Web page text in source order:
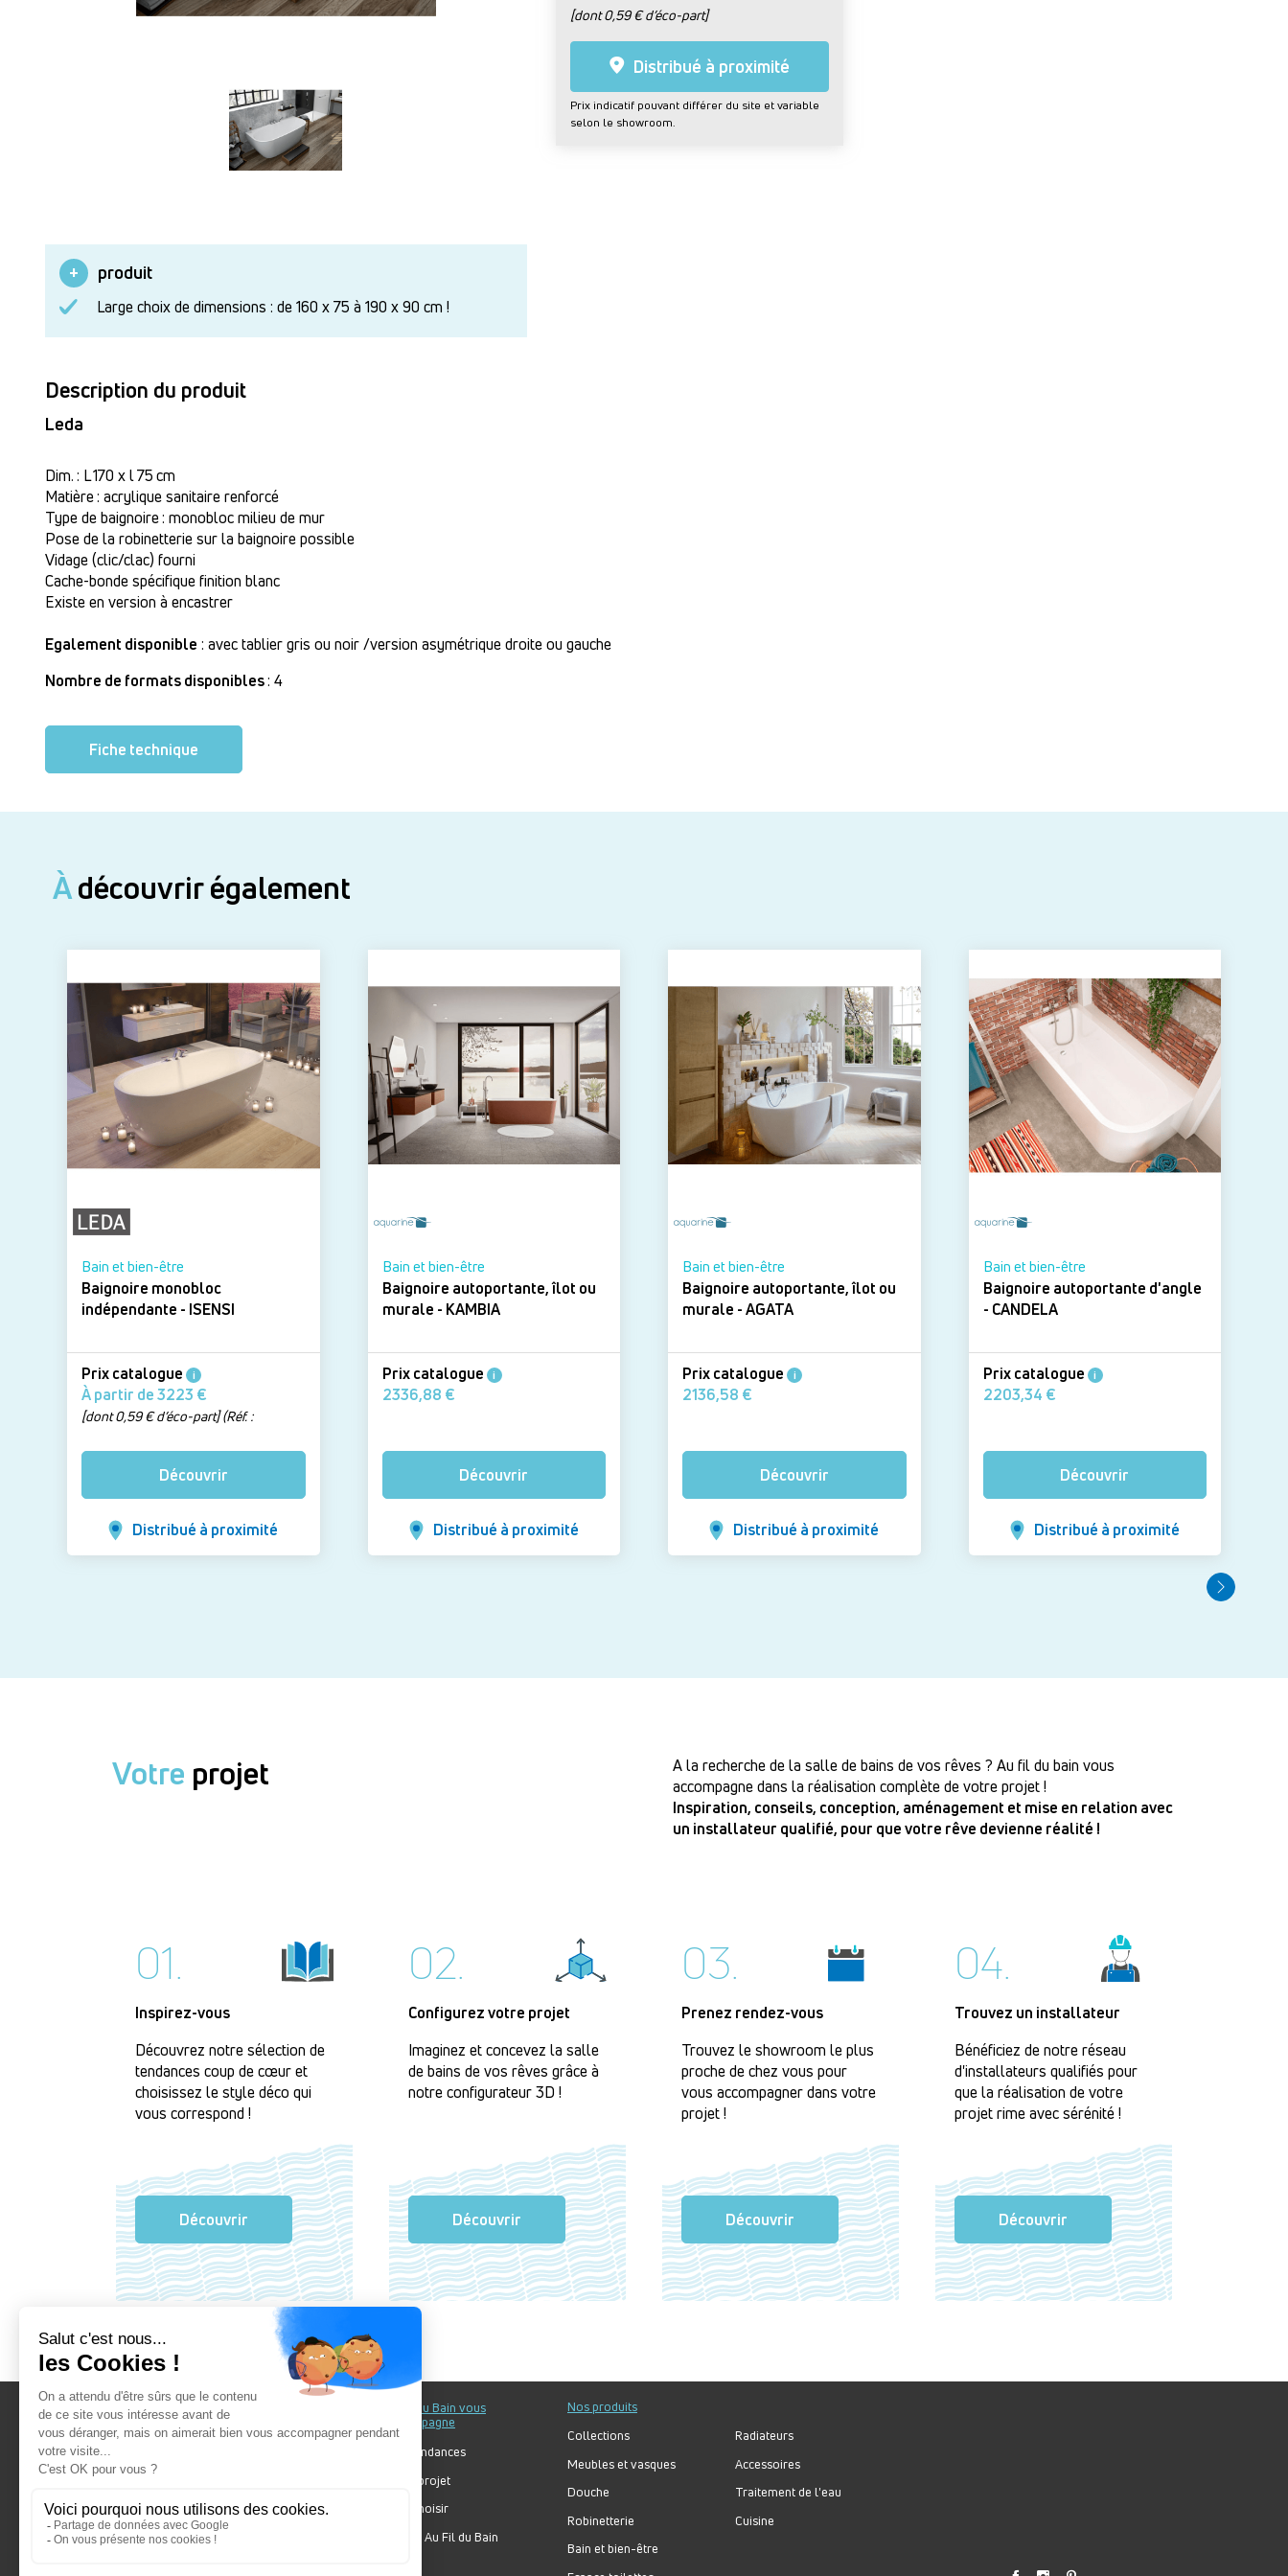
[dont 0,59 € d’éco-part]
Distribué à proximité
Prix indicatif pouvant différer du site et variable
selon le showroom.
produit
Large choix de dimensions : de 160 x 75 à 190 x 90 cm !
Description du produit
Leda
Dim. : L 170 x l 75 cm
Matière : acrylique sanitaire renforcé
Type de baignoire : monobloc milieu de mur
Pose de la robinetterie sur la baignoire possible
Vidage (clic/clac) fourni
Cache-bonde spécifique finition blanc
Existe en version à encastrer
Egalement disponible : avec tablier gris ou noir /version asymétrique droite ou gauche
Nombre de formats disponibles: 4
Fiche technique
Àdécouvrir également
Bain et bien-être
Baignoire monobloc
indépendante - ISENSI
Prix catalogue i
À partir de 3223 €
[dont 0,59 € d’éco-part] (Réf. :
blanc, L 180 x l 80 cm)
Découvrir
Distribué à proximité
Bain et bien-être
Baignoire autoportante, îlot ou
murale - KAMBIA
Prix catalogue i
2336,88 €
Découvrir
Distribué à proximité
Bain et bien-être
Baignoire autoportante, îlot ou
murale - AGATA
Prix catalogue i
2136,58 €
Découvrir
Distribué à proximité
Bain et bien-être
Baignoire autoportante d'angle
- CANDELA
Prix catalogue i
2203,34 €
Découvrir
Distribué à proximité
Votre projet
A la recherche de la salle de bains de vos rêves ? Au fil du bain vous
accompagne dans la réalisation complète de votre projet !
Inspiration, conseils, conception, aménagement et mise en relation avec
un installateur qualifié, pour que votre rêve devienne réalité !
01.
Inspirez-vous
Découvrez notre sélection de
tendances coup de cœur et
choisissez le style déco qui
vous correspond !
Découvrir
02.
Configurez votre projet
Imaginez et concevez la salle
de bains de vos rêves grâce à
notre configurateur 3D !
Découvrir
03.
Prenez rendez-vous
Trouvez le showroom le plus
proche de chez vous pour
vous accompagner dans votre
projet !
Découvrir
04.
Trouvez un installateur
Bénéficiez de notre réseau
d'installateurs qualifiés pour
que la réalisation de votre
projet rime avec sérénité !
Découvrir
Au fil du Bain
Nos showrooms
Nos engagements
Au fil du Bain vous
accompagne
Nos tendances
Votre projet
Bien choisir
Forum Au Fil du Bain
Nos produits
Collections
Meubles et vasques
Douche
Robinetterie
Bain et bien-être
Radiateurs
Accessoires
Traitement de l'eau
Cuisine